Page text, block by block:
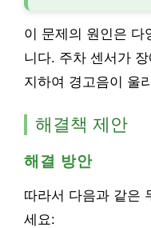
이 문제의 원인은 다
니다. 주차 센서가
지하여 경고음이 울
해결책 제안
해결 방안
따라서 다음과 같은
세요: